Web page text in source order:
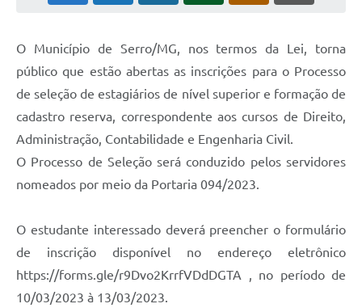
Lei Aldir Blanc
Carta de Serviços
Emissão de Contracheque
Chamamento Público
FAQ
Jornal
O Município de Serro/MG, nos termos da Lei, torna
público que estão abertas as inscrições para o Processo
de seleção de estagiários de nível superior e formação de
cadastro reserva, correspondente aos cursos de Direito,
Administração, Contabilidade e Engenharia Civil.
O Processo de Seleção será conduzido pelos servidores
nomeados por meio da Portaria 094/2023.
O estudante interessado deverá preencher o formulário
de inscrição disponível no endereço eletrônico
https://forms.gle/r9Dvo2KrrfVDdDGTA , no período de
10/03/2023 à 13/03/2023.